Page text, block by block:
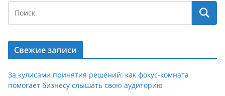
Свежие записи
За кулисами принятия решений: как фокус-комната
помогает бизнесу слышать свою аудиторию